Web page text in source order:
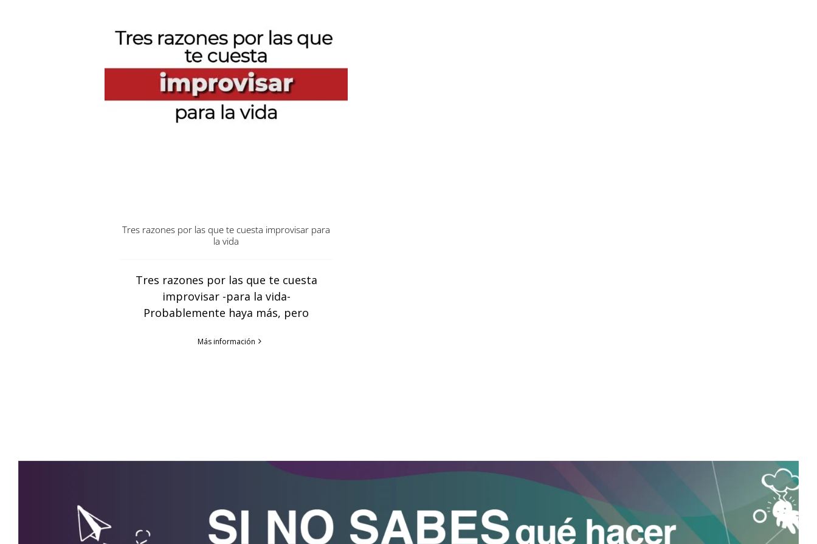
Tres razones por las que te cuesta improvisar para
la vida
Tres razones por las que te cuesta
improvisar -para la vida-
Probablemente haya más, pero
Más información